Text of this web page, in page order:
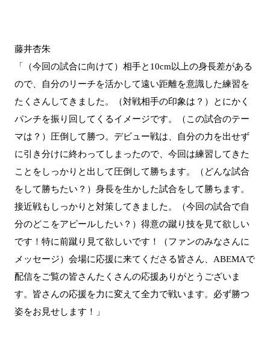
藤井杏朱
「（今回の試合に向けて）相手と10cm以上の身長差がある
ので、自分のリーチを活かして遠い距離を意識した練習を
たくさんしてきました。（対戦相手の印象は？）とにかく
パンチを振り回してくるイメージです。（この試合のテー
マは？）圧倒して勝つ。デビュー戦は、自分の力を出せず
に引き分けに終わってしまったので、今回は練習してきた
ことをしっかりと出して圧倒して勝ちます。（どんな試合
をして勝ちたい？）身長を生かした試合をして勝ちます。
接近戦もしっかりと対策してきました。（今回の試合で自
分のどこをアピールしたい？）得意の蹴り技を見て欲しい
です！特に前蹴り見て欲しいです！（ファンのみなさんに
メッセージ）会場に応援に来てくださる皆さん、ABEMAで
配信をご覧の皆さんたくさんの応援ありがとうございま
す。皆さんの応援を力に変えて全力で戦います。必ず勝つ
姿をお見せします！」